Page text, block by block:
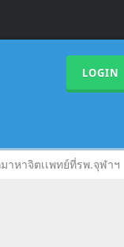
LOGIN
าหาจิตเเพทย์ที่รพ.จุฬาฯ